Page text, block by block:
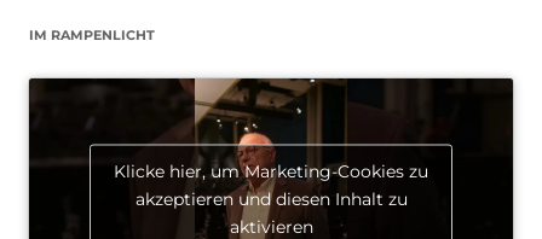
IM RAMPENLICHT
Klicke hier, um Marketing-Cookies zu
akzeptieren und diesen Inhalt zu
aktivieren